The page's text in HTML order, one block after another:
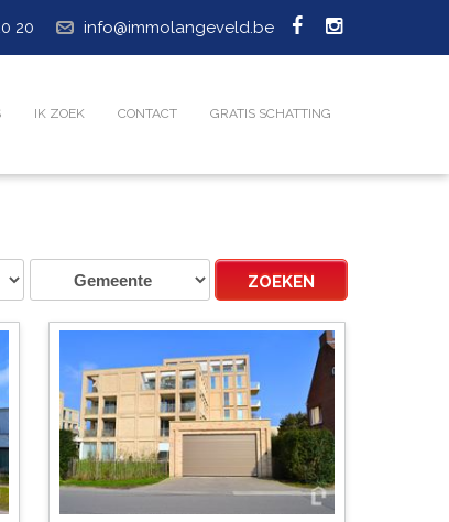
info@immolangeveld.be
20
IK ZOEK CONTACT GRATIS SCHATTING